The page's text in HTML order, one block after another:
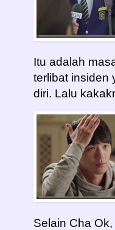
Itu adalah
terlibat insiden
diri. Lalu
Selain Cha